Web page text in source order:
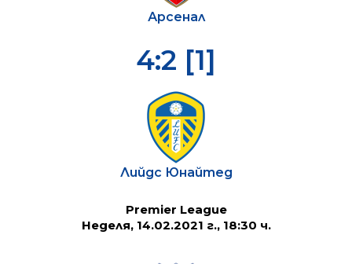
Арсенал
4:2 [1]
Лийдс Юнайтед
Premier League
Неделя, 14.02.2021 г., 18:30 ч.